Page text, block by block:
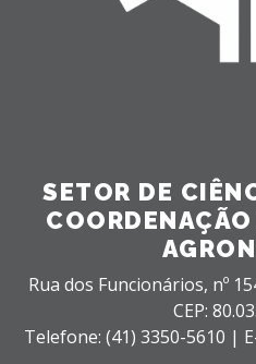
SETOR DE
Rua dos Funcionários, nº
CEP:
Telefone: (41) 3350-5610 |